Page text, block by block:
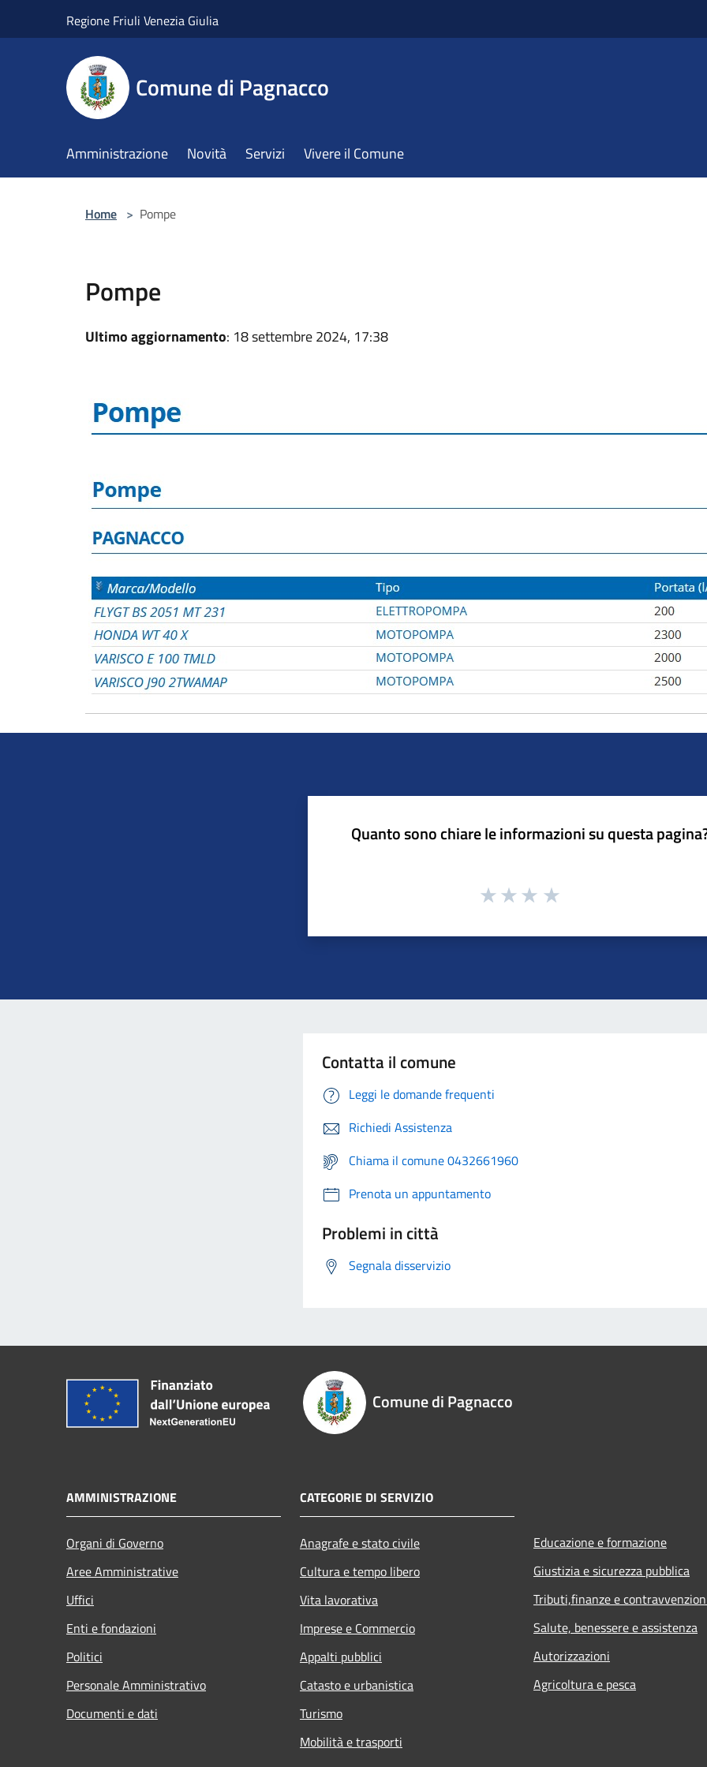
Regione Friuli Venezia Giulia
Comune di Pagnacco
Amministrazione Novità Servizi Vivere il Comune
Home > Pompe
Pompe
Ultimo aggiornamento: 18 settembre 2024, 17:38
Quanto sono chiare le informazioni su questa
Contatta il comune
Leggi le domande frequenti
Richiedi Assistenza
Chiama il comune 0432661960
Prenota un appuntamento
Problemi in città
Segnala disservizio
Comune di Pagnacco
AMMINISTRAZIONE
Organi di Governo
Aree Amministrative
Uffici
Enti e fondazioni
Politici
Personale Amministrativo
Documenti e dati
CATEGORIE DI SERVIZIO
Anagrafe e stato civile
Cultura e tempo libero
Vita lavorativa
Imprese e Commercio
Appalti pubblici
Catasto e urbanistica
Turismo
Mobilità e trasporti
Educazione e formazione
Giustizia e sicurezza pubblica
Tributi,finanze e
Salute, benessere e assistenza
Autorizzazioni
Agricoltura e pesca